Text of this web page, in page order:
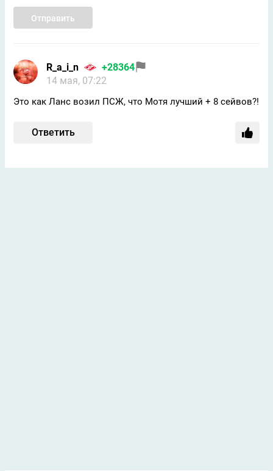
Отправить
R_a_i_n
+28364
14 мая, 07:22
Это как Ланс возил ПСЖ, что Мотя лучший + 8 сейвов?!
Ответить